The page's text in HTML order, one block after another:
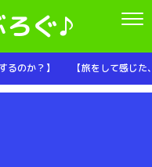
ろぐ♪
るのか？】 【旅をして感じ